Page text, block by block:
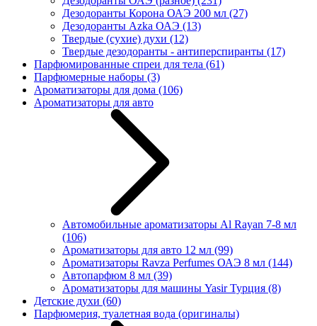
Дезодоранты Корона ОАЭ 200 мл (27)
Дезодоранты Azka ОАЭ (13)
Твердые (сухие) духи (12)
Твердые дезодоранты - антиперспиранты (17)
Парфюмированные спреи для тела (61)
Парфюмерные наборы (3)
Ароматизаторы для дома (106)
Ароматизаторы для авто
Автомобильные ароматизаторы Al Rayan 7-8 мл
(106)
Ароматизаторы для авто 12 мл (99)
Ароматизаторы Ravza Perfumes ОАЭ 8 мл (144)
Автопарфюм 8 мл (39)
Ароматизаторы для машины Yasir Турция (8)
Детские духи (60)
Парфюмерия, туалетная вода (оригиналы)